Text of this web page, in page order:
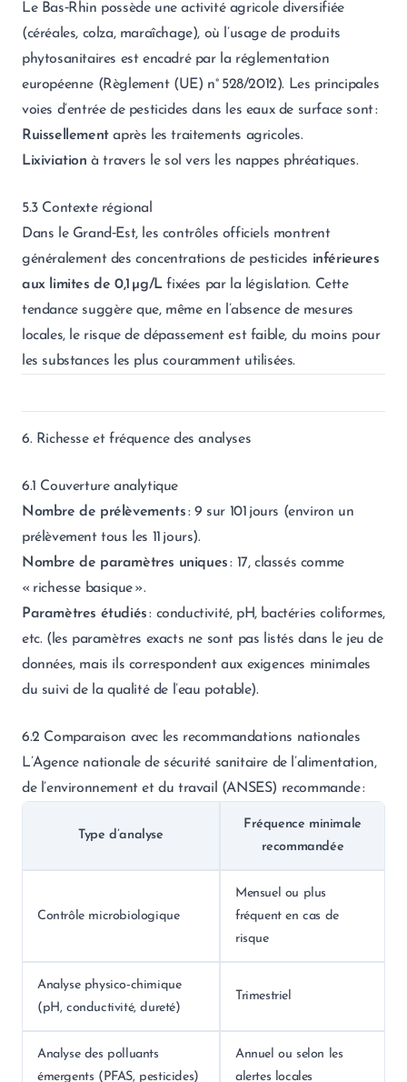
Le Bas‑Rhin possède une activité agricole diversifiée
(céréales, colza, maraîchage), où l’usage de produits
phytosanitaires est encadré par la réglementation
européenne (Règlement (UE) n° 528/2012). Les principales
voies d’entrée de pesticides dans les eaux de surface sont :
Ruissellementaprès les traitements agricoles.
Lixiviation à travers le sol vers les nappes phréatiques.
5.3 Contexte régional
Dans le Grand‑Est, les contrôles officiels montrent
généralement des concentrations de pesticides inférieures
aux limites de 0,1 µg/Lfixées par la législation. Cette
tendance suggère que, même en l’absence de mesures
locales, le risque de dépassement est faible, du moins pour
les substances les plus couramment utilisées.
6. Richesse et fréquence des analyses
6.1 Couverture analytique
Nombre de prélèvements: 9 sur 101 jours (environ un
prélèvement tous les 11 jours).
Nombre de paramètres uniques: 17, classés comme
« richesse basique ».
Paramètres étudiés: conductivité, pH, bactéries coliformes,
etc. (les paramètres exacts ne sont pas listés dans le jeu de
données, mais ils correspondent aux exigences minimales
du suivi de la qualité de l’eau potable).
6.2 Comparaison avec les recommandations nationales
L’Agence nationale de sécurité sanitaire de l’alimentation,
de l’environnement et du travail (ANSES) recommande :
Type d’analyse
Fréquence minimale
recommandée
Contrôle microbiologique
Mensuel ou plus
fréquent en cas de
risque
Analyse physico‑chimique
(pH, conductivité, dureté)
Trimestriel
Analyse des polluants
émergents (PFAS, pesticides)
Annuel ou selon les
alertes locales